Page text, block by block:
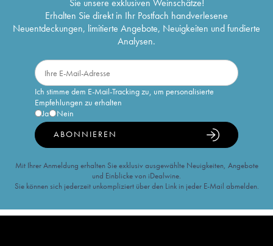
Sie unsere exklusiven Weinschätze!
Erhalten Sie direkt in Ihr Postfach handverlesene
Neuentdeckungen, limitierte Angebote, Neuigkeiten und fundierte
Analysen.
Ich stimme dem E-Mail-Tracking zu, um personalisierte
Empfehlungen zu erhalten
Ja
Nein
ABONNIEREN
Mit Ihrer Anmeldung erhalten Sie exklusiv ausgewählte Neuigkeiten, Angebote
und Einblicke von iDealwine.
Sie können sich jederzeit unkompliziert über den Link in jeder E-Mail abmelden.